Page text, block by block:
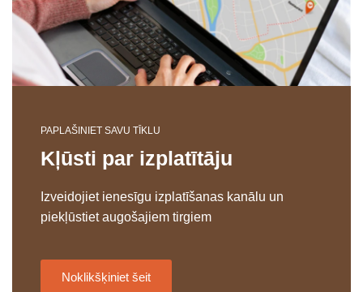
PAPLAŠINIET SAVU TĪKLU
Kļūsti par izplatītāju
Izveidojiet ienesīgu izplatīšanas kanālu un
piekļūstiet augošajiem tirgiem
Noklikšķiniet šeit